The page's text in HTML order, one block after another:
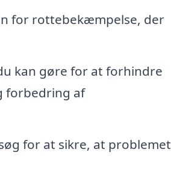
for rottebekæmpelse, der
kan gøre for at forhindre
forbedring af
for at sikre, at problemet